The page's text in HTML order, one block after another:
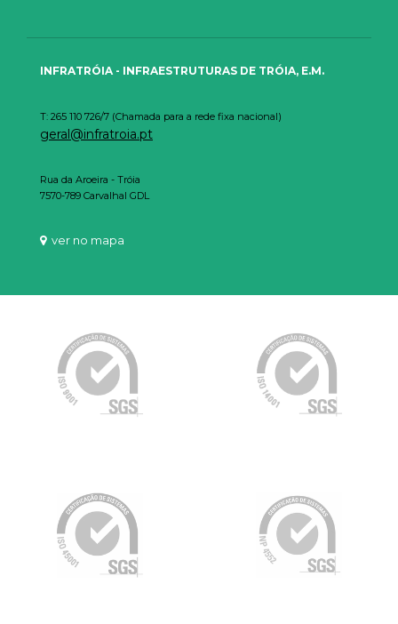
INFRATRÓIA - INFRAESTRUTURAS DE TRÓIA, E.M.
T: 265 110 726/7 (Chamada para a rede fixa nacional)
geral@infratroia.pt
Rua da Aroeira - Tróia
7570-789 Carvalhal GDL
ver no mapa